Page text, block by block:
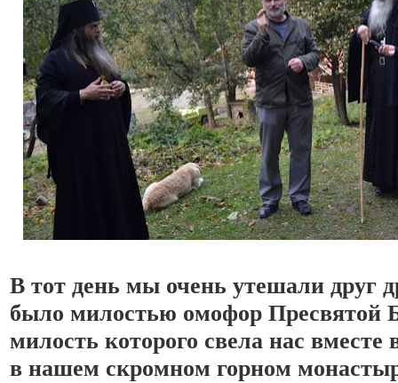
В тот день мы очень утешали друг
было милостью омофор Пресвятой
милость которого свела нас вместе
в нашем скромном горном